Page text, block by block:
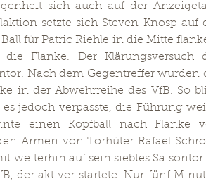
sich auch auf der
setzte sich Steven Knosp auf
für Patric Riehle in die Mitte
Flanke. Der Klärungsversuch
Nach dem Gegentreffer wurden
in der Abwehrreihe des VfB. So
jedoch verpasste, die Führung
einen Kopfball nach Flanke
Armen von Torhüter Rafael
weiterhin auf sein siebtes
der aktiver startete. Nur fünf